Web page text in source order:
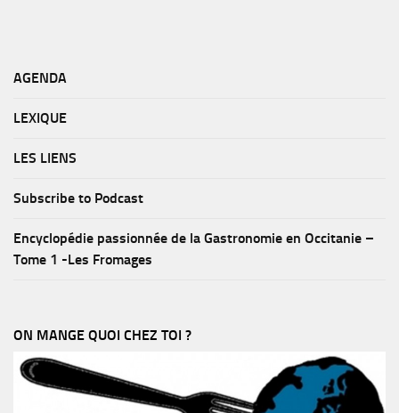
AGENDA
LEXIQUE
LES LIENS
Subscribe to Podcast
Encyclopédie passionnée de la Gastronomie en Occitanie –
Tome 1 -Les Fromages
ON MANGE QUOI CHEZ TOI ?